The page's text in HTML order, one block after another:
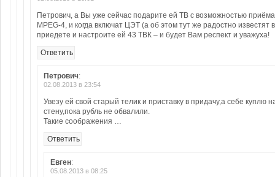
Петрович, а Вы уже сейчас подарите ей ТВ с возможностью
MPEG-4, и когда включат ЦЭТ (а об этом тут же радостно
приедете и настроите ей 43 ТВК – и будет Вам респект и уважуха!
Ответить
Петрович:
02.08.2013 в 23:54
Увезу ей свой старый телик и приставку в придачу,а себе куплю
стену,пока рубль не обвалили.
Такие соображения …
Ответить
Евген:
05.08.2013 в 08:25